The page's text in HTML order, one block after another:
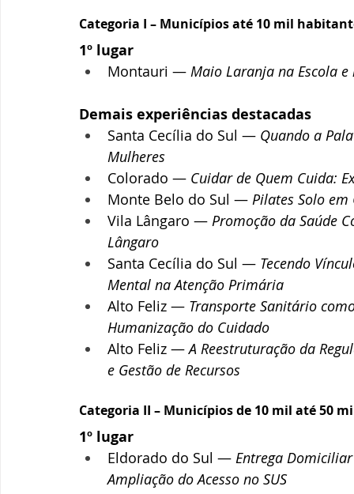
Categoria I – Municípios até 10 mil
1º lugar
Montauri — Maio Laranja na Escola
Demais experiências destacadas
Santa Cecília do Sul — Quando a
Mulheres
Colorado — Cuidar de Quem Cuida:
Monte Belo do Sul — Pilates Solo
Vila Lângaro — Promoção da Saúde
Lângaro
Santa Cecília do Sul — Tecendo
Mental na Atenção Primária
Alto Feliz — Transporte Sanitário
Humanização do Cuidado
Alto Feliz — A Reestruturação da
e Gestão de Recursos
Categoria II – Municípios de 10 mil até 50
1º lugar
Eldorado do Sul — Entrega
Ampliação do Acesso no SUS